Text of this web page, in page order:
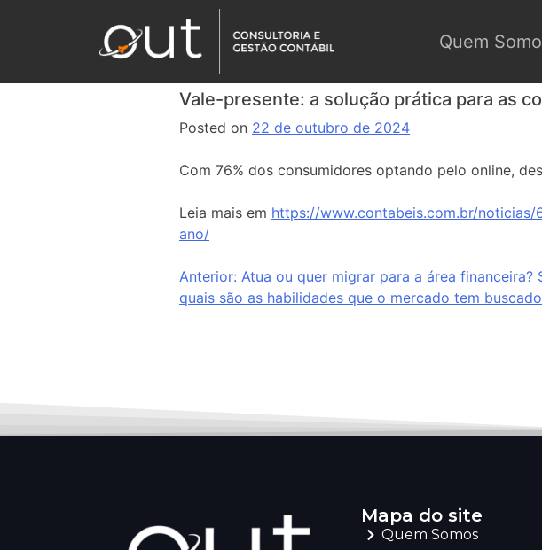
Quem
Vale-presente: a solução prática para as
Posted on 22 de outubro de 2024
Com 76% dos consumidores optando pelo online,
Leia mais em https://www.contabeis.com.br/
ano/
Anterior: Atua ou quer migrar para a área financeira?
quais são as habilidades que o mercado tem buscado
Mapa do site
Quem Somos